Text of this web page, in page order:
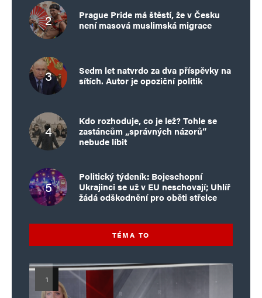
Telegrame video, kde burjatský vojak zaberá
na mobil svojich kolegov v jednotke
smiechom konštatuje, že bojujú za Rusko,
ale bez Rusov. Takže ak vyhrá, tak si to
Čečensko a Putin ostane s dlhým nosom :))).
Milan
20. 5. 2025 (13:43)
voják za žold cizí armádou, typicky ti
Poláci, Francouzi ,Němci a další, to jsou
žoldáci. To co vy popisujete jsou pořád
Odpovědět
Prague Pride má štěstí, že v Česku
není masová muslimská migrace
Sedm let natvrdo za dva příspěvky na
sítích. Autor je opoziční politik
Kdo rozhoduje, co je lež? Tohle se
zastáncům „správných názorů“
nebude líbit
Politický týdeník: Bojeschopní
Ukrajinci se už v EU neschovají; Uhlíř
žádá odškodnění pro oběti střelce
TÉMA TO